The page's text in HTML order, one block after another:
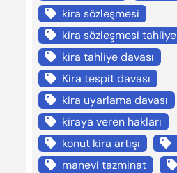
kira sözleşmesi
kira sözleşmesi tahliye
kira tahliye davası
Kira tespit davası
kira uyarlama davası
kiraya veren hakları
konut kira artışı
manevi tazminat